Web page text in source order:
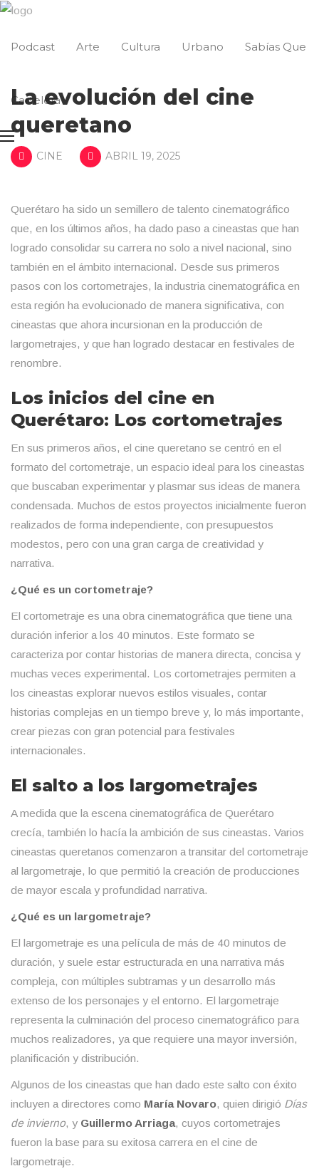
Podcast Arte Cultura Urbano Sabías Que
Cartelera
La evolución del cine
queretano
CINE ABRIL 19, 2025
Querétaro ha sido un semillero de talento cinematográfico
que, en los últimos años, ha dado paso a cineastas que han
logrado consolidar su carrera no solo a nivel nacional, sino
también en el ámbito internacional. Desde sus primeros
pasos con los cortometrajes, la industria cinematográfica en
esta región ha evolucionado de manera significativa, con
cineastas que ahora incursionan en la producción de
largometrajes, y que han logrado destacar en festivales de
renombre.
Los inicios del cine en
Querétaro: Los cortometrajes
En sus primeros años, el cine queretano se centró en el
formato del cortometraje, un espacio ideal para los cineastas
que buscaban experimentar y plasmar sus ideas de manera
condensada. Muchos de estos proyectos inicialmente fueron
realizados de forma independiente, con presupuestos
modestos, pero con una gran carga de creatividad y
narrativa.
¿Qué es un cortometraje?
El cortometraje es una obra cinematográfica que tiene una
duración inferior a los 40 minutos. Este formato se
caracteriza por contar historias de manera directa, concisa y
muchas veces experimental. Los cortometrajes permiten a
los cineastas explorar nuevos estilos visuales, contar
historias complejas en un tiempo breve y, lo más importante,
crear piezas con gran potencial para festivales
internacionales.
El salto a los largometrajes
A medida que la escena cinematográfica de Querétaro
crecía, también lo hacía la ambición de sus cineastas. Varios
cineastas queretanos comenzaron a transitar del cortometraje
al largometraje, lo que permitió la creación de producciones
de mayor escala y profundidad narrativa.
¿Qué es un largometraje?
El largometraje es una película de más de 40 minutos de
duración, y suele estar estructurada en una narrativa más
compleja, con múltiples subtramas y un desarrollo más
extenso de los personajes y el entorno. El largometraje
representa la culminación del proceso cinematográfico para
muchos realizadores, ya que requiere una mayor inversión,
planificación y distribución.
Algunos de los cineastas que han dado este salto con éxito
incluyen a directores como María Novaro, quien dirigió Días
de invierno, y Guillermo Arriaga, cuyos cortometrajes
fueron la base para su exitosa carrera en el cine de
largometraje.